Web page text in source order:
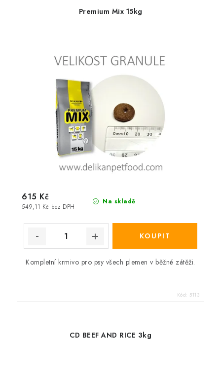
Premium Mix 15kg
Na skladě
549,11 Kč bez DPH
615 Kč
Kompletní krmivo pro psy všech plemen v běžné zátěži.
Kód: 5113
CD BEEF AND RICE 3kg